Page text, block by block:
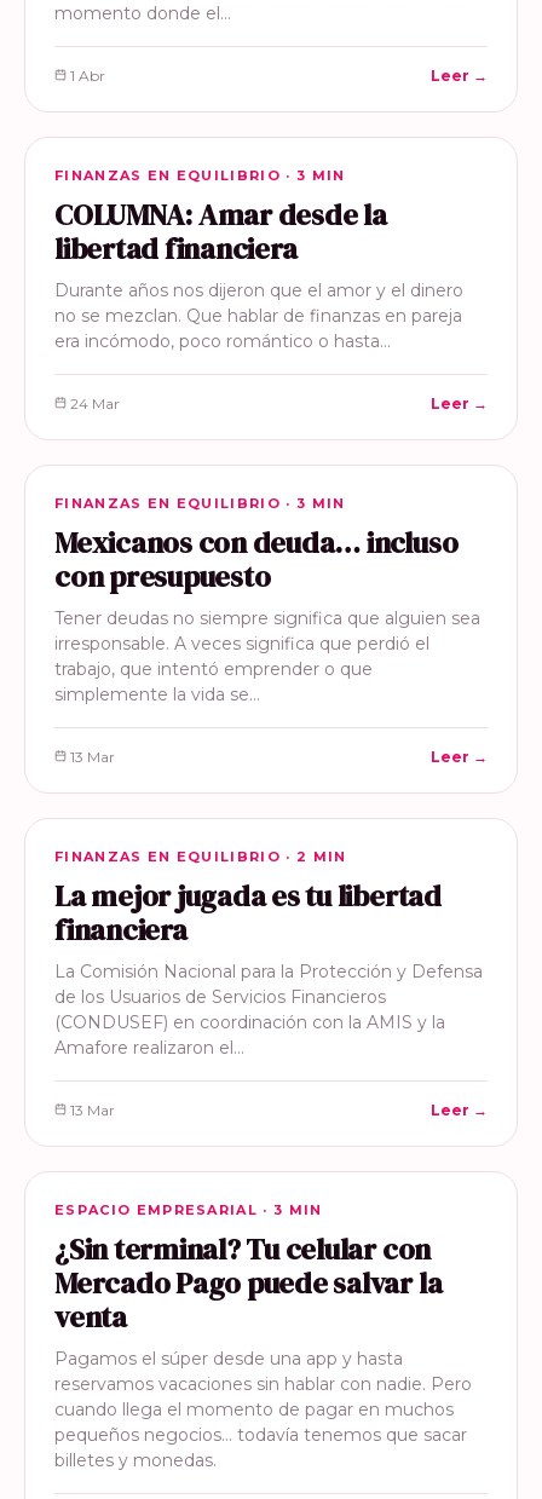
momento donde el…
1 Abr Leer →
FINANZAS EN EQUILIBRIO
FINANZAS EN EQUILIBRIO · 3 MIN
COLUMNA: Amar desde la
libertad financiera
Durante años nos dijeron que el amor y el dinero
no se mezclan. Que hablar de finanzas en pareja
era incómodo, poco romántico o hasta…
24 Mar Leer →
FINANZAS EN EQUILIBRIO
FINANZAS EN EQUILIBRIO · 3 MIN
Mexicanos con deuda… incluso
con presupuesto
Tener deudas no siempre significa que alguien sea
irresponsable. A veces significa que perdió el
trabajo, que intentó emprender o que
simplemente la vida se…
13 Mar Leer →
FINANZAS EN EQUILIBRIO
FINANZAS EN EQUILIBRIO · 2 MIN
La mejor jugada es tu libertad
financiera
La Comisión Nacional para la Protección y Defensa
de los Usuarios de Servicios Financieros
(CONDUSEF) en coordinación con la AMIS y la
Amafore realizaron el…
13 Mar Leer →
ESPACIO EMPRESARIAL
ESPACIO EMPRESARIAL · 3 MIN
¿Sin terminal? Tu celular con
Mercado Pago puede salvar la
venta
Pagamos el súper desde una app y hasta
reservamos vacaciones sin hablar con nadie. Pero
cuando llega el momento de pagar en muchos
pequeños negocios… todavía tenemos que sacar
billetes y monedas.